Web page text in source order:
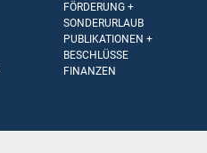
FÖRDERUNG +
SONDERURLAUB
PUBLIKATIONEN +
BESCHLÜSSE
FINANZEN